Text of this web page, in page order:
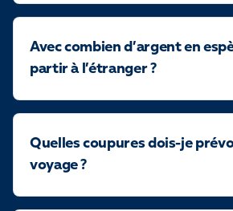
Avec combien d’argent en
partir à l’étranger ?
Quelles coupures dois-je
voyage ?